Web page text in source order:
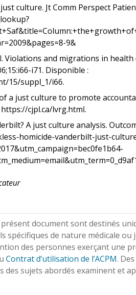
culture. Jt Comm Perspect
9&
Violations and migrations in
i71. Disponible :
15/suppl_1/i66.
a just culture to promote
https://cjpl.ca/lvrg.html.
A just culture analysis.
homicide-vanderbilt-just-
document sont destinés
spécifiques de nature médicale
des personnes exerçant une
Contrat d’utilisation de l’ACPM.
des sujets abordés examinent et